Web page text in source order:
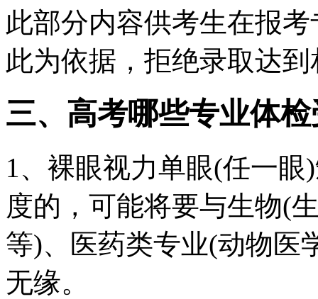
此部分内容供考生在报
此为依据，拒绝录取达
三、高考哪些专业体
1、裸眼视力单眼(任一
度的，可能将要与生物(
等)、医药类专业(动物医
无缘。